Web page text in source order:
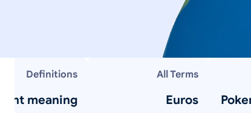
All Terms
Euros
Definitions
meaning